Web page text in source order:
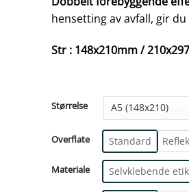
hensetting av avfall, gir
Str : 148x210mm /
Størrelse
Overflate Standard
Materiale Selvklebende